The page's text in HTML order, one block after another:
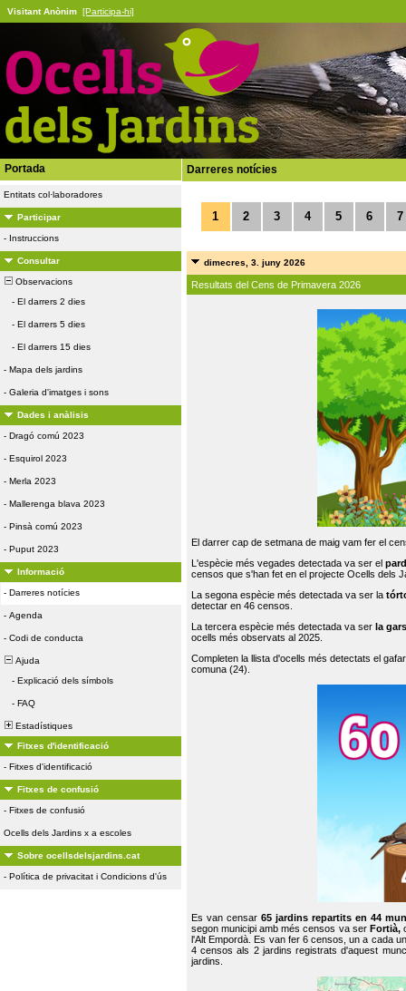
Visitant Anònim [Participa-hi]
Portada
Entitats col·laboradores
Participar
- Instruccions
Consultar
Observacions
- El darrers 2 dies
- El darrers 5 dies
- El darrers 15 dies
- Mapa dels jardins
- Galeria d'imatges i sons
Dades i anàlisis
- Dragó comú 2023
- Esquirol 2023
- Merla 2023
- Mallerenga blava 2023
- Pinsà comú 2023
- Puput 2023
Informació
- Darreres notícies
- Agenda
- Codi de conducta
Ajuda
- Explicació dels símbols
- FAQ
Estadístiques
Fitxes d'identificació
- Fitxes d'identificació
Fitxes de confusió
- Fitxes de confusió
Ocells dels Jardins x a escoles
Sobre ocellsdelsjardins.cat
- Política de privacitat i Condicions d'ús
Darreres notícies
1 2 3 4 5 6 7
dimecres, 3. juny 2026
Resultats del Cens de Primavera 2026
El darrer cap de setmana de maig vam fer el
L'espècie més vegades detectada va ser el
censos que s'han fet en el projecte Ocells dels
La segona espècie més detectada va ser la
detectar en 46 censos.
La tercera espècie més detectada va ser la
ocells més observats al 2025.
Completen la llista d'ocells més detectats el
comuna (24).
Es van censar65 jardins repartits en 44
segon municipi amb més censos va ser Fortià,
l'Alt Empordà. Es van fer 6 censos, un a cada
4 censos als 2 jardins registrats d'aquest
jardins.